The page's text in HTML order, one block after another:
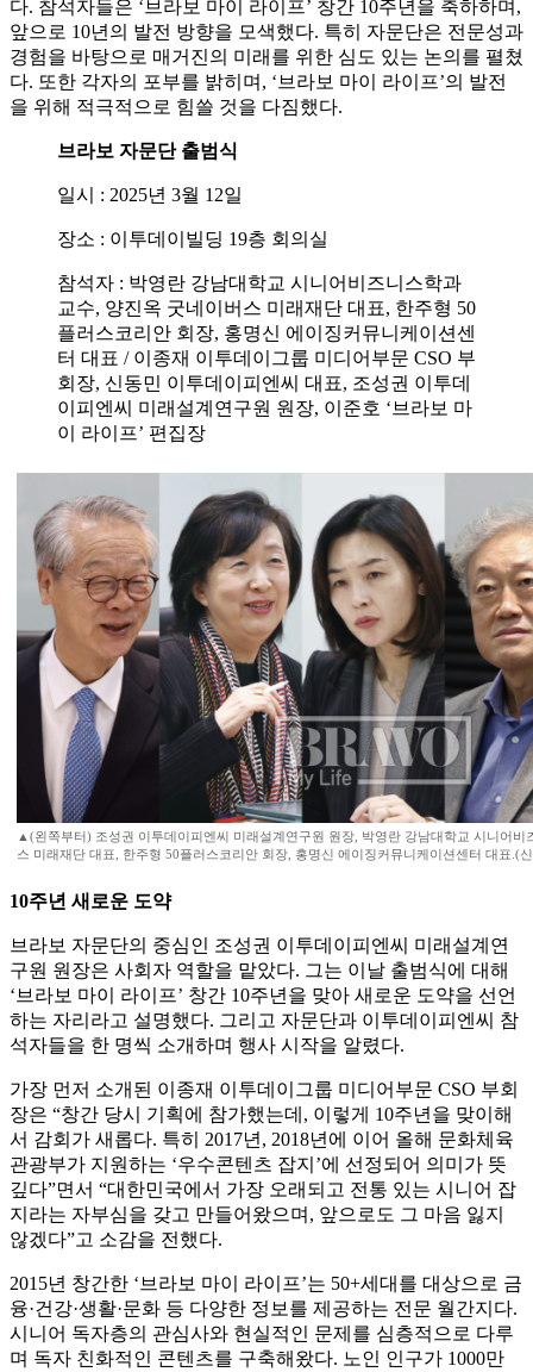
다. 참석자들은 ‘브라보 마이 라이프’ 창간 10주년을 축하하며,
앞으로 10년의 발전 방향을 모색했다. 특히 자문단은 전문성과
경험을 바탕으로 매거진의 미래를 위한 심도 있는 논의를 펼쳤
다. 또한 각자의 포부를 밝히며, ‘브라보 마이 라이프’의 발전
을 위해 적극적으로 힘쓸 것을 다짐했다.
브라보 자문단 출범식
일시 : 2025년 3월 12일
장소 : 이투데이빌딩 19층 회의실
참석자 : 박영란 강남대학교 시니어비즈니스학과
교수, 양진옥 굿네이버스 미래재단 대표, 한주형 50
플러스코리안 회장, 홍명신 에이징커뮤니케이션센
터 대표 / 이종재 이투데이그룹 미디어부문 CSO 부
회장, 신동민 이투데이피엔씨 대표, 조성권 이투데
이피엔씨 미래설계연구원 원장, 이준호 ‘브라보 마
이 라이프’ 편집장
▲(왼쪽부터) 조성권 이투데이피엔씨 미래설계연구원 원장, 박영란 강남대학교 시니어비
스 미래재단 대표, 한주형 50플러스코리안 회장, 홍명신 에이징커뮤니케이션센터 대표.(
10주년 새로운 도약
브라보 자문단의 중심인 조성권 이투데이피엔씨 미래설계연
구원 원장은 사회자 역할을 맡았다. 그는 이날 출범식에 대해
‘브라보 마이 라이프’ 창간 10주년을 맞아 새로운 도약을 선언
하는 자리라고 설명했다. 그리고 자문단과 이투데이피엔씨 참
석자들을 한 명씩 소개하며 행사 시작을 알렸다.
가장 먼저 소개된 이종재 이투데이그룹 미디어부문 CSO 부회
장은 “창간 당시 기획에 참가했는데, 이렇게 10주년을 맞이해
서 감회가 새롭다. 특히 2017년, 2018년에 이어 올해 문화체육
관광부가 지원하는 ‘우수콘텐츠 잡지’에 선정되어 의미가 뜻
깊다”면서 “대한민국에서 가장 오래되고 전통 있는 시니어 잡
지라는 자부심을 갖고 만들어왔으며, 앞으로도 그 마음 잃지
않겠다”고 소감을 전했다.
2015년 창간한 ‘브라보 마이 라이프’는 50+세대를 대상으로 금
융·건강·생활·문화 등 다양한 정보를 제공하는 전문 월간지다.
시니어 독자층의 관심사와 현실적인 문제를 심층적으로 다루
며 독자 친화적인 콘텐츠를 구축해왔다. 노인 인구가 1000만